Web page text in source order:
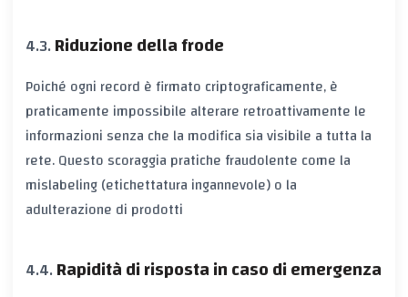
Riduzione della frode
Poiché ogni record è firmato criptograficamente, è
praticamente impossibile alterare retroattivamente le
informazioni senza che la modifica sia visibile a tutta la
rete. Questo scoraggia pratiche fraudolente come la
mislabeling(etichettatura ingannevole) o la
adulterazione di prodotti
Rapidità di risposta in caso di emergenza